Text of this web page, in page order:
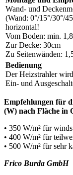
Wand- und
(Wand: 0°/15°/30°/
horizontal!
Vom Boden: min.
Zur Decke: 30cm
Zu Seitenwänden:
Bedienung
Der Heizstrahler
Ein- und
Empfehlungen für
(W) nach Fläche in
• 350 W/m² für
• 400 W/m² für
• 500 W/m² für sehr
Frico Burda GmbH